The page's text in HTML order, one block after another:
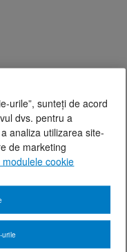
urile”, sunteți de acord
dvs. pentru a
analiza utilizarea site-
de marketing
cookie
urile